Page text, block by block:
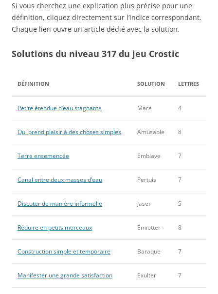
Si vous cherchez une explication plus précise pour une
définition, cliquez directement sur l’indice correspondant.
Chaque lien ouvre un article dédié avec la solution.
Solutions du niveau 317 du jeu Crostic
DÉFINITION SOLUTION LETTRES
Petite étendue d’eau stagnante Mare 4
Qui prend plaisir à des choses simples Amusable 8
Terre ensemencée Emblave 7
Canal entre deux masses d’eau Pertuis 7
Discuter de manière informelle Jaser 5
Réduire en petits morceaux Émietter 8
Construction simple et temporaire Baraque 7
Manifester une grande satisfaction Exulter 7